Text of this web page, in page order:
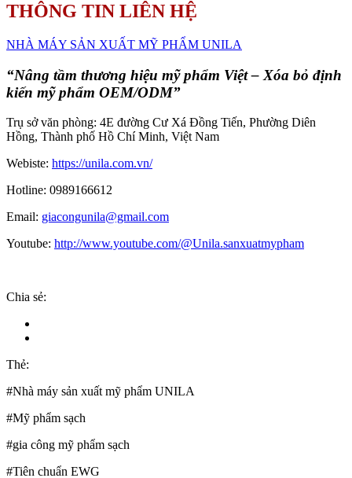
THÔNG TIN LIÊN HỆ
NHÀ MÁY SẢN XUẤT MỸ PHẨM UNILA
“Nâng tầm thương hiệu mỹ phẩm Việt – Xóa bỏ định
kiến mỹ phẩm OEM/ODM”
Trụ sở văn phòng: 4E đường Cư Xá Đồng Tiến, Phường Diên
Hồng, Thành phố Hồ Chí Minh, Việt Nam
Webiste: https://unila.com.vn/
Hotline: 0989166612
Email: giacongunila@gmail.com
Youtube: http://www.youtube.com/@Unila.sanxuatmypham
Chia sẻ:
Thẻ:
#Nhà máy sản xuất mỹ phẩm UNILA
#Mỹ phẩm sạch
#gia công mỹ phẩm sạch
#Tiên chuẩn EWG